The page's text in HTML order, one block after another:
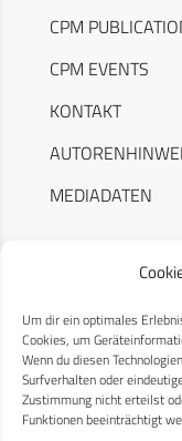
Um dir ein optimales
Cookies, um
Wenn du diesen
Surfverhalten oder
Zustimmung nicht erteilst
Funktionen beeinträchtigt
CPM
CPM EVENTS
KONTAKT
MEDIADATEN
RECHTLICHES
Cookie-Richtlinie